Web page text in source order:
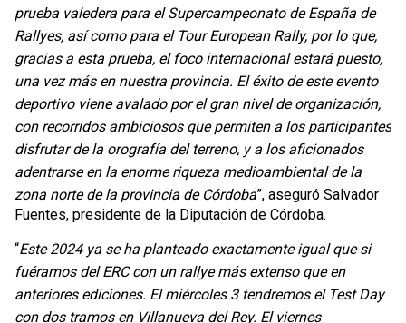
prueba valedera para el Supercampeonato de España de
Rallyes, así como para el Tour European Rally, por lo que,
gracias a esta prueba, el foco internacional estará puesto,
una vez más en nuestra provincia. El éxito de este evento
deportivo viene avalado por el gran nivel de organización,
con recorridos ambiciosos que permiten a los participantes
disfrutar de la orografía del terreno, y a los aficionados
adentrarse en la enorme riqueza medioambiental de la
zona norte de la provincia de Córdoba”, aseguró Salvador
Fuentes, presidente de la Diputación de Córdoba.
“Este 2024 ya se ha planteado exactamente igual que si
fuéramos del ERC con un rallye más extenso que en
anteriores ediciones. El miércoles 3 tendremos el Test Day
con dos tramos en Villanueva del Rey. El viernes